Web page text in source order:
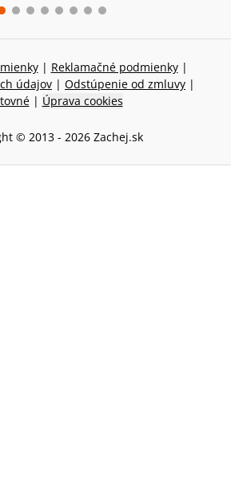
| Reklamačné podmienky |
údajov | Odstúpenie od zmluvy |
| Úprava cookies
© 2013 - 2026 Zachej.sk